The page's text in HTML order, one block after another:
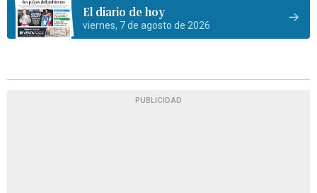
El diario de hoy
viernes, 7 de agosto de 2026
PUBLICIDAD